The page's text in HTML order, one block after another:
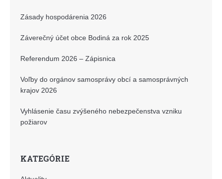
Zásady hospodárenia 2026
Záverečný účet obce Bodiná za rok 2025
Referendum 2026 – Zápisnica
Voľby do orgánov samosprávy obcí a samosprávných
krajov 2026
Vyhlásenie času zvýšeného nebezpečenstva vzniku
požiarov
KATEGÓRIE